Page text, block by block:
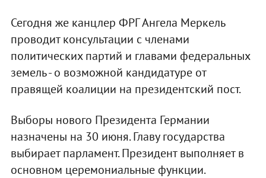
Сегодня же канцлер ФРГ Ангела Меркель
проводит консультации с членами
политических партий и главами федеральных
земель - о возможной кандидатуре от
правящей коалиции на президентский пост.
Выборы нового Президента Германии
назначены на 30 июня. Главу государства
выбирает парламент. Президент выполняет в
основном церемониальные функции.